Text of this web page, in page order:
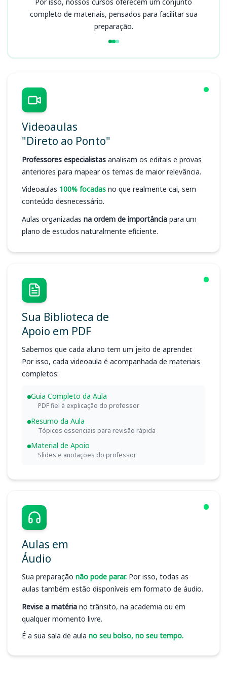
completo de materiais, pensados para facilitar sua
preparação.
Videoaulas
"Direto ao Ponto"
Professores especialistas analisam os editais e provas
anteriores para mapear os temas de maior relevância.
Videoaulas 100% focadas no que realmente cai, sem
conteúdo desnecessário.
Aulas organizadas na ordem de importância para um
plano de estudos naturalmente eficiente.
Sua Biblioteca de
Apoio em PDF
Sabemos que cada aluno tem um jeito de aprender.
Por isso, cada videoaula é acompanhada de materiais
completos:
Guia Completo da Aula
PDF fiel à explicação do professor
Resumo da Aula
Tópicos essenciais para revisão rápida
Material de Apoio
Slides e anotações do professor
Aulas em
Áudio
Sua preparação não pode parar. Por isso, todas as
aulas também estão disponíveis em formato de áudio.
Revise a matéria no trânsito, na academia ou em
qualquer momento livre.
É a sua sala de aula no seu bolso, no seu tempo.